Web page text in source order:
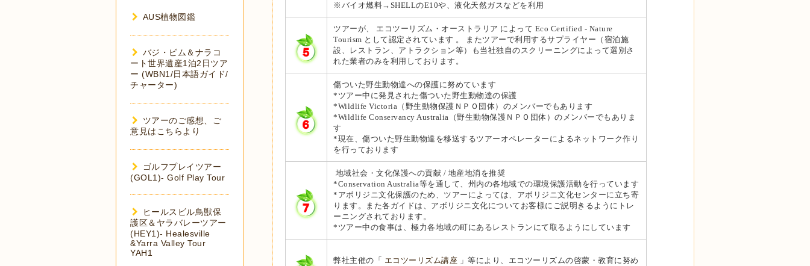
※バイオ燃料→SHELLのE10や、液化天然ガスなどを利用
ツアーが、 エコツーリズム・オーストラリア によって Eco Certified - Nature
Tourism として認定されています 。 またツアーで利用するサプライヤー（宿泊施
設、レストラン、アトラクション等）も当社独自のスクリーニングによって選別さ
れた業者のみを利用しております。
傷ついた野生動物達への保護に努めています
*ツアー中に発見された傷ついた野生動物達の保護
*Wildlife Victoria（野生動物保護ＮＰＯ団体）のメンバーでもあります
*Wildlife Conservancy Australia（野生動物保護ＮＰＯ団体）のメンバーでもありま
す
*現在、傷ついた野生動物達を移送するツアーオペレーターによるネットワーク作り
を行っております
地域社会・文化保護への貢献 / 地産地消を推奨
*Conservation Australia等を通して、州内の各地域での環境保護活動を行っています
*アボリジニ文化保護のため、ツアーによっては、アボリジニ文化センターに立ち寄
ります。また各ガイドは、アボリジニ文化についてお客様にご説明きるようにトレ
ーニングされております。
*ツアー中の食事は、極力各地域の町にあるレストランにて取るようにしています
弊社主催の「 エコツーリズム講座 」等により、エコツーリズムの啓蒙・教育に努め
AUS植物図鑑
バジ・ビム＆ナラコ
ート世界遺産1泊2日ツア
ー (WBN1/日本語ガイド/
チャーター)
ツアーのご感想、ご
意見はこちらより
ゴルフプレイツアー
(GOL1)- Golf Play Tour
ヒールスビル鳥獣保
護区＆ヤラバレーツアー
(HEY1)- Healesville
&Yarra Valley Tour
YAH1